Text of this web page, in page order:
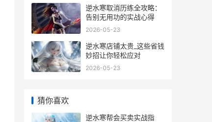
逆水寒取消历练全攻略：
告别无用功的实战心得
2026-05-23
逆水寒店铺太贵_这些省钱
妙招让你轻松应对
2026-05-23
猜你喜欢
逆水寒帮会买卖实战指